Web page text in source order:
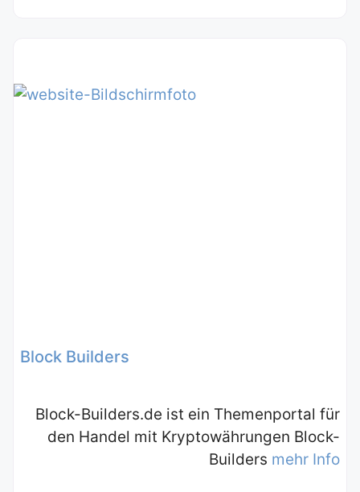
Block Builders
Block-Builders.de ist ein Themenportal für
den Handel mit Kryptowährungen Block-
Builders mehr Info